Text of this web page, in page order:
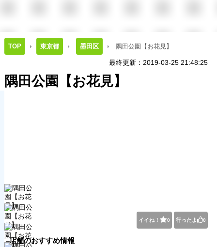
TOP 東京都 墨田区 隅田公園【お花見】
最終更新：2019-03-25 21:48:25
隅田公園【お花見】
イイね！ 0 行ったよ 0
店舗のおすすめ情報